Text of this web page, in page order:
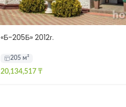
«Б-205Б» 2012г.
205 м²
20,134,517 ₸